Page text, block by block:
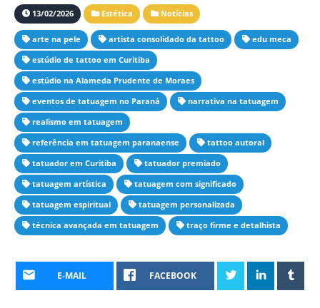
13/02/2026 Estética Notícias
arte na pele artista consolidado da tattoo
edu meca
estúdio de tattoo em Curitiba
estúdio na Alameda Prudente de Moraes
eventos de tatuagem no Paraná
narrativa na tatuagem
realismo em tatuagem
referência em tatuagem paranaense
tattoo autoral
tatuador em Curitiba
tatuador premiado
tatuagem artística
tatuagem com significado
tatuagem espiritual
tatuagem personalizada
técnica avançada em tatuagem
traço firme e detalhista
E-MAIL FACEBOOK